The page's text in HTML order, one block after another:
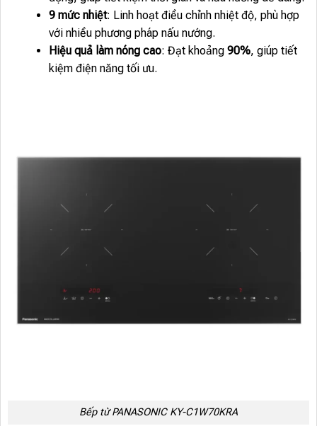
9 mức nhiệt: Linh hoạt điều chỉnh nhiệt độ, phù hợp
với nhiều phương pháp nấu nướng.
Hiệu quả làm nóng cao: Đạt khoảng 90%, giúp tiết
kiệm điện năng tối ưu.
Bếp từ PANASONIC KY-C1W70KRA